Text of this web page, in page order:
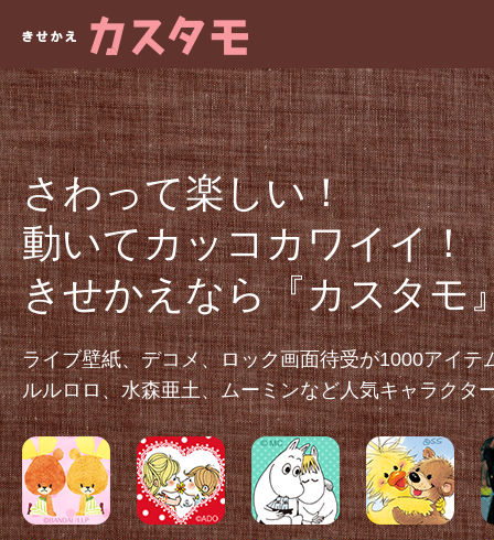
さわって楽しい！
動いてカッコカワイイ！
きせかえなら『カスタモ
ライブ壁紙、デコメ、ロック画面待受が1000アイテ
ルルロロ、水森亜土、ムーミンなど人気キャラクタ